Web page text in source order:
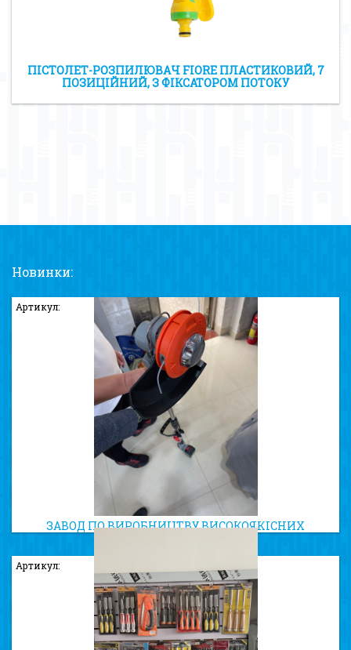
ПІСТОЛЕТ-РОЗПИЛЮВАЧ FIORE ПЛАСТИКОВИЙ, 7
ПОЗИЦІЙНИЙ, З ФІКСАТОРОМ ПОТОКУ
Новинки:
Артикул:
ЗАВОД ПО ВИРОБНИЦТВУ ВИСОКОЯКІСНИХ
Артикул: